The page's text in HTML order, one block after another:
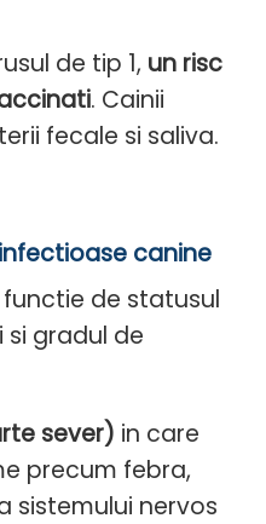
de tip 1, un risc
. Cainii
fecale si saliva.
canine
de statusul
gradul de
sever) in care
precum febra,
sistemului nervos